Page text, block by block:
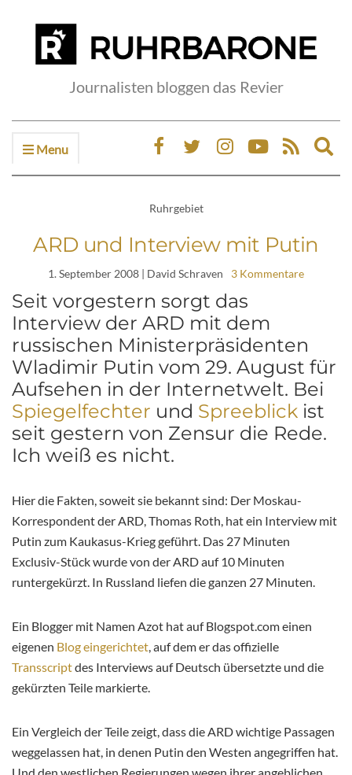
Journalisten bloggen das Revier
Menu
Ruhrgebiet
ARD und Interview mit Putin
1. September 2008 | David Schraven 3 Kommentare
Seit vorgestern sorgt das
Interview der ARD mit dem
russischen Ministerpräsidenten
Wladimir Putin vom 29. August für
Aufsehen in der Internetwelt. Bei
Spiegelfechter und Spreeblick ist
seit gestern von Zensur die Rede.
Ich weiß es nicht.
Hier die Fakten, soweit sie bekannt sind: Der Moskau-
Korrespondent der ARD, Thomas Roth, hat ein Interview mit
Putin zum Kaukasus-Krieg geführt. Das 27 Minuten
Exclusiv-Stück wurde von der ARD auf 10 Minuten
runtergekürzt. In Russland liefen die ganzen 27 Minuten.
Ein Blogger mit Namen Azot hat auf Blogspot.com einen
eigenen Blog eingerichtet, auf dem er das offizielle
Transscriptdes Interviews auf Deutsch übersetzte und die
gekürzten Teile markierte.
Ein Vergleich der Teile zeigt, dass die ARD wichtige Passagen
weggelassen hat, in denen Putin den Westen angegriffen hat.